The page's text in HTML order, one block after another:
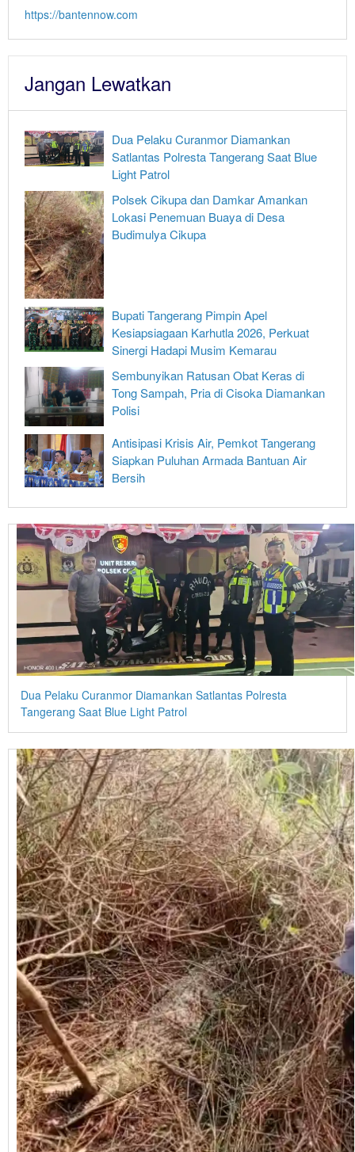
https://bantennow.com
Jangan Lewatkan
Dua Pelaku Curanmor Diamankan
Satlantas Polresta Tangerang Saat Blue
Light Patrol
Polsek Cikupa dan Damkar Amankan
Lokasi Penemuan Buaya di Desa
Budimulya Cikupa
Bupati Tangerang Pimpin Apel
Kesiapsiagaan Karhutla 2026, Perkuat
Sinergi Hadapi Musim Kemarau
Sembunyikan Ratusan Obat Keras di
Tong Sampah, Pria di Cisoka Diamankan
Polisi
Antisipasi Krisis Air, Pemkot Tangerang
Siapkan Puluhan Armada Bantuan Air
Bersih
Dua Pelaku Curanmor Diamankan Satlantas Polresta
Tangerang Saat Blue Light Patrol